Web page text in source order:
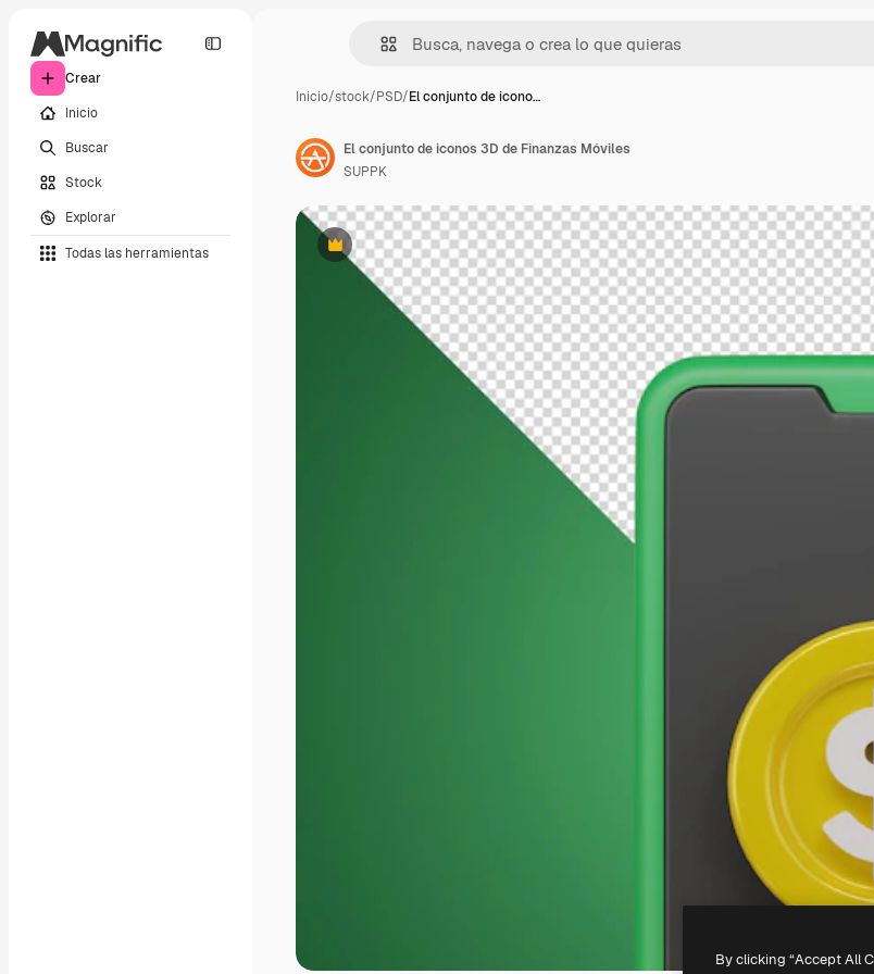
Crear
Inicio
Buscar
Stock
Explorar
Todas las herramientas
Inicio/stock/PSD/El conjunto de icono…
Premium
El conjunto de iconos 3D de Finanzas Móviles
SUPPK
By clicking “Accept All